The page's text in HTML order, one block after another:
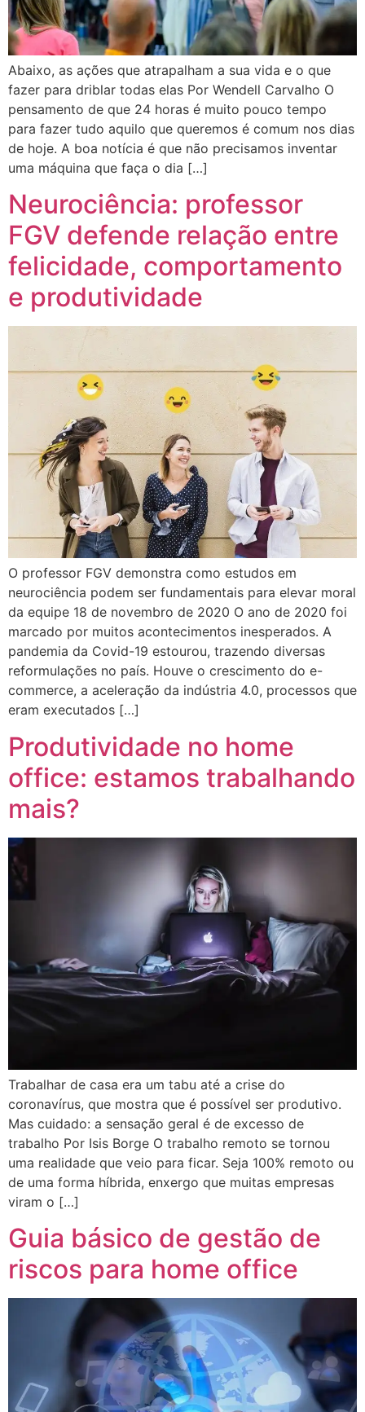
Abaixo, as ações que atrapalham a sua vida e o que
fazer para driblar todas elas Por Wendell Carvalho O
pensamento de que 24 horas é muito pouco tempo
para fazer tudo aquilo que queremos é comum nos dias
de hoje. A boa notícia é que não precisamos inventar
uma máquina que faça o dia […]
Neurociência: professor
FGV defende relação entre
felicidade, comportamento
e produtividade
O professor FGV demonstra como estudos em
neurociência podem ser fundamentais para elevar moral
da equipe 18 de novembro de 2020 O ano de 2020 foi
marcado por muitos acontecimentos inesperados. A
pandemia da Covid-19 estourou, trazendo diversas
reformulações no país. Houve o crescimento do e-
commerce, a aceleração da indústria 4.0, processos que
eram executados […]
Produtividade no home
office: estamos trabalhando
mais?
Trabalhar de casa era um tabu até a crise do
coronavírus, que mostra que é possível ser produtivo.
Mas cuidado: a sensação geral é de excesso de
trabalho Por Isis Borge O trabalho remoto se tornou
uma realidade que veio para ficar. Seja 100% remoto ou
de uma forma híbrida, enxergo que muitas empresas
viram o […]
Guia básico de gestão de
riscos para home office